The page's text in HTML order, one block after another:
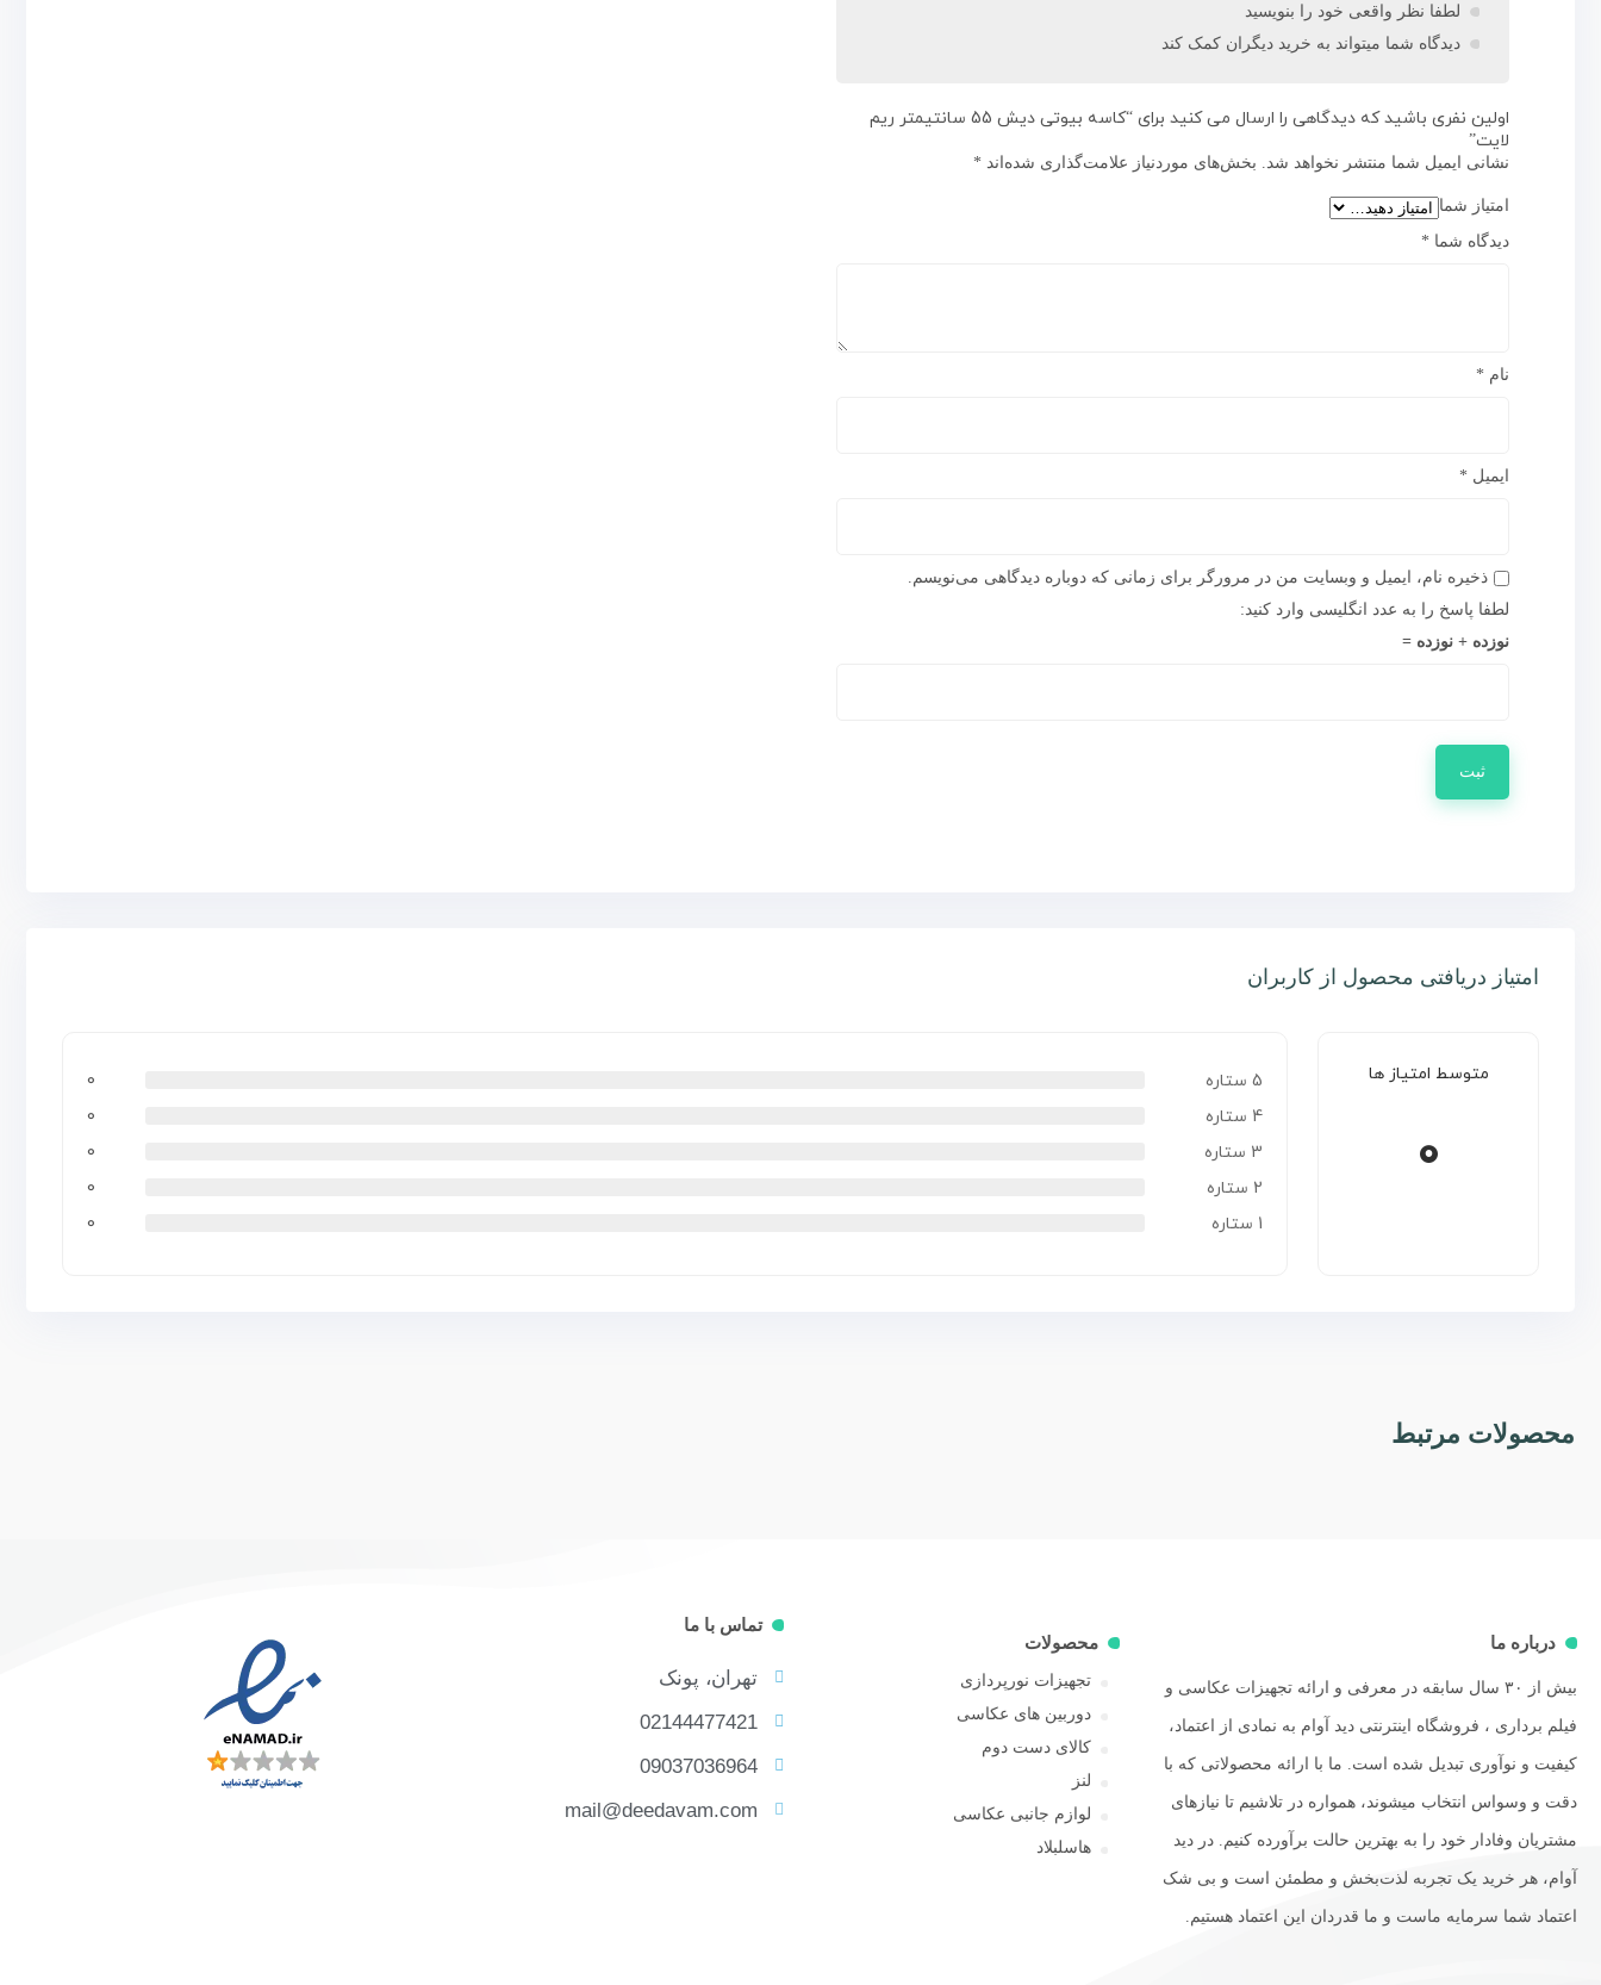
لطفا نظر واقعی خود را بنویسید
دیدگاه شما میتواند به خرید دیگران کمک کند
اولین نفری باشید که دیدگاهی را ارسال می کنید برای “کاسه بیوتی دیش 55 سانتیمتر ریم
لایت”
نشانی ایمیل شما منتشر نخواهد شد. بخش‌های موردنیاز علامت‌گذاری شده‌اند *
امتیاز شما
دیدگاه شما *
نام *
ایمیل *
ذخیره نام، ایمیل و وبسایت من در مرورگر برای زمانی که دوباره دیدگاهی می‌نویسم.
لطفا پاسخ را به عدد انگلیسی وارد کنید:
نوزده + نوزده =
امتیاز دریافتی محصول از کاربران
متوسط امتیاز ها
0
5 ستاره
0
4 ستاره
0
3 ستاره
0
2 ستاره
0
1 ستاره
0
محصولات مرتبط
درباره ما
بیش از ۳۰ سال سابقه در معرفی و ارائه تجهیزات عکاسی و
فیلم برداری ، فروشگاه اینترنتی دید آوام به نمادی از اعتماد،
کیفیت و نوآوری تبدیل شده است. ما با ارائه محصولاتی که با
دقت و وسواس انتخاب میشوند، همواره در تلاشیم تا نیازهای
مشتریان وفادار خود را به بهترین حالت برآورده کنیم. در دید
آوام، هر خرید یک تجربه لذت‌بخش و مطمئن است و بی شک
اعتماد شما سرمایه ماست و ما قدردان این اعتماد هستیم.
محصولات
تجهیزات نورپردازی
دوربین های عکاسی
کالای دست دوم
لنز
لوازم جانبی عکاسی
هاسلبلاد
تماس با ما
تهران، پونک
02144477421
09037036964
mail@deedavam.com